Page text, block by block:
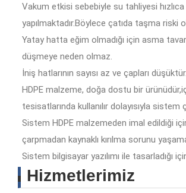
Vakum etkisi sebebiyle su tahliyesi hızlıca
yapılmaktadır.Böylece çatıda taşma riski
Yatay hatta eğim olmadığı için asma
düşmeye neden olmaz.
İniş hatlarının sayısı az ve çapları düşüktür.
HDPE malzeme, doğa dostu bir
tesisatlarında kullanılır dolayısıyla
Sistem HDPE malzemeden imal edildiği
çarpmadan kaynaklı kırılma sorunu
Sistem bilgisayar yazılımı ile tasarladığı
Hizmetlerimiz